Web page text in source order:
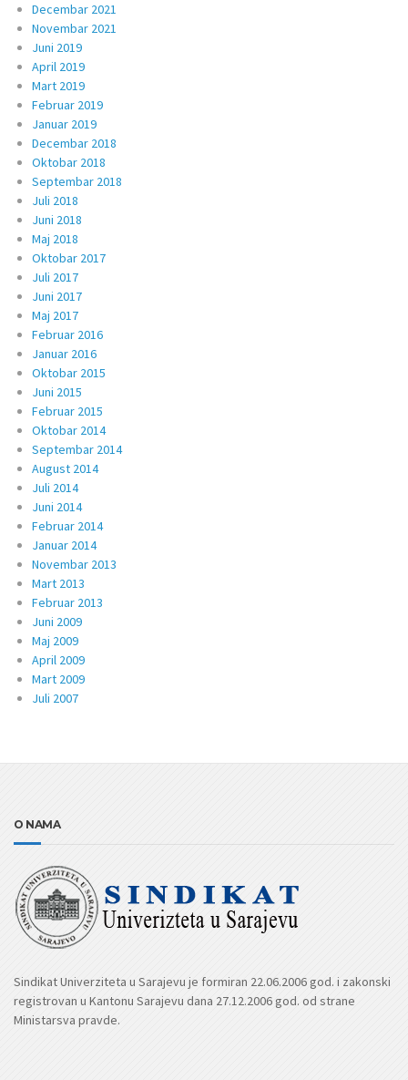
Decembar 2021
Novembar 2021
Juni 2019
April 2019
Mart 2019
Februar 2019
Januar 2019
Decembar 2018
Oktobar 2018
Septembar 2018
Juli 2018
Juni 2018
Maj 2018
Oktobar 2017
Juli 2017
Juni 2017
Maj 2017
Februar 2016
Januar 2016
Oktobar 2015
Juni 2015
Februar 2015
Oktobar 2014
Septembar 2014
August 2014
Juli 2014
Juni 2014
Februar 2014
Januar 2014
Novembar 2013
Mart 2013
Februar 2013
Juni 2009
Maj 2009
April 2009
Mart 2009
Juli 2007
O NAMA
Sindikat Univerziteta u Sarajevu je formiran 22.06.2006 god. i zakonski
registrovan u Kantonu Sarajevu dana 27.12.2006 god. od strane
Ministarsva pravde.